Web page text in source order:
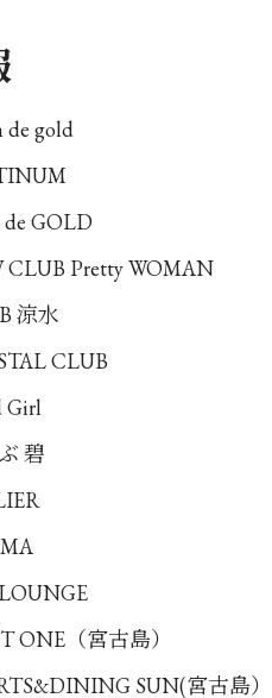
de gold
de GOLD
CLUB Pretty WOMAN
涼水
CLUB
Girl
碧
ONE（宮古島）
SUN(宮古島）